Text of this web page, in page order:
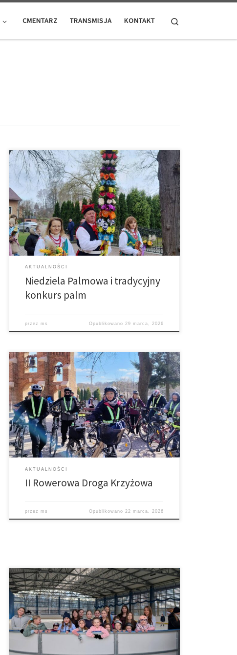
CMENTARZ TRANSMISJA KONTAKT
AKTUALNOŚCI
Niedziela Palmowa i tradycyjny
konkurs palm
przezms Opublikowano 29 marca, 2026
I Rowerowa Droga Krzyżowa już za nami. W tym roku
w wydarzeniu brało udział ok. 125 uczestników.
Podczas postoju w naszej parafii uczestnicy rozważali
stację 9 oraz 10 Drogi Krzyżowej – trzeci upadek Pana
Jezusa i jego obnażenie z szat. Dziękujemy
serdecznie Kołu Gospodyń Wiejskich Czerwone
Korale oraz OSP Łękawica […]
AKTUALNOŚCI
II Rowerowa Droga Krzyżowa
przezms Opublikowano 22 marca, 2026
W piątek 13 lutego w ramach wypoczynku seryjnego
odbyła się wycieczka Dziewczęcej Służby Maryjnej na
lodowisko w Tarnowie. Była świetna zabawa i super
pogoda. Cieszymy się bardzo, że mamy możliwość
tworzyć takie wspomnienia ,dziękujemy wszystkim
uczestnikom za miłą atmosferę